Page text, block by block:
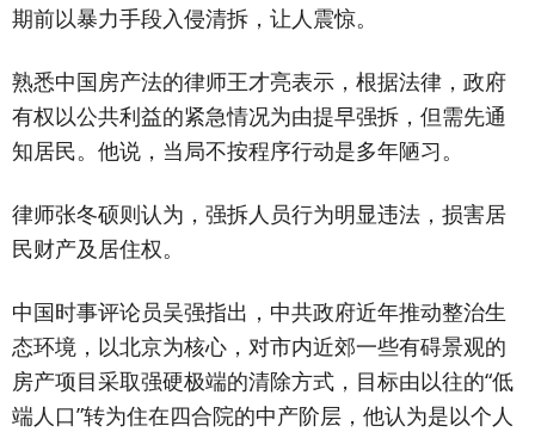
期前以暴力手段入侵清拆，让人震惊。
熟悉中国房产法的律师王才亮表示，根据法律，政府
有权以公共利益的紧急情况为由提早强拆，但需先通
知居民。他说，当局不按程序行动是多年陋习。
律师张冬硕则认为，强拆人员行为明显违法，损害居
民财产及居住权。
中国时事评论员吴强指出，中共政府近年推动整治生
态环境，以北京为核心，对市内近郊一些有碍景观的
房产项目采取强硬极端的清除方式，目标由以往的“低
端人口”转为住在四合院的中产阶层，他认为是以个人